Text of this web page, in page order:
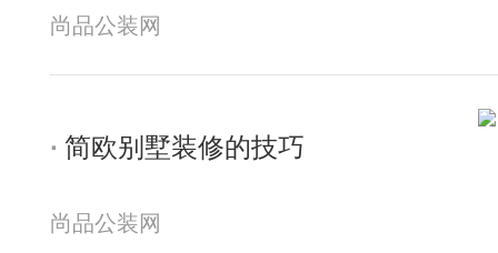
尚品公装网
简欧别墅装修的技巧
尚品公装网